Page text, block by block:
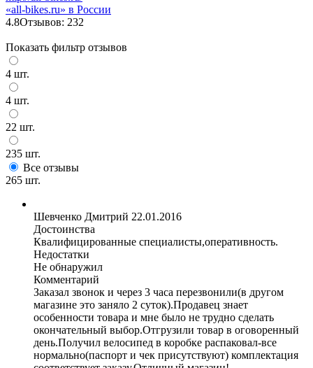
«all-bikes.ru» в России
4.8Отзывов: 232
Показать фильтр отзывов
4 шт.
4 шт.
22 шт.
235 шт.
Все отзывы
265 шт.
Шевченко Дмитрий 22.01.2016
Достоинства
Квалифицированные специалисты,оперативность.
Недостатки
Не обнаружил
Комментарий
Заказал звонок и через 3 часа перезвонили(в другом
магазине это заняло 2 суток).Продавец знает
особенности товара и мне было не трудно сделать
окончательный выбор.Отгрузили товар в оговоренный
день.Получил велосипед в коробке распаковал-все
нормально(паспорт и чек присутствуют) комплектация